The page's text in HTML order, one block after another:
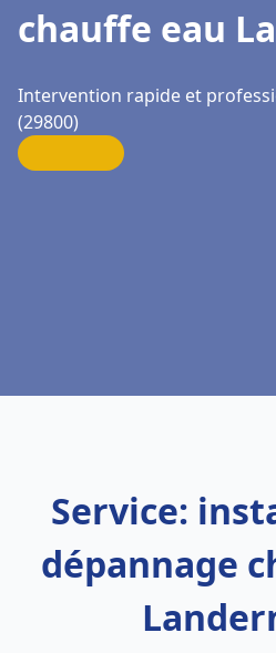
chauffe eau
Intervention rapide et
(29800)
Service:
dépannage